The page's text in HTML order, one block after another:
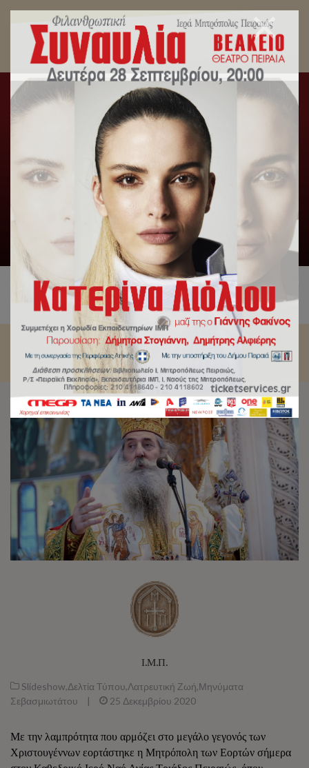
Η Μητρόπολη των Εορτών, στον Καθεδρικό Ιερό
Ναό Αγίας Τριάδος Πειραιώς.
Αρχική Slideshow,Δελτία Τύπου,Λατρευτική Ζωή
Μηνύματα Σεβασμιωτάτου
/
Η Μητρόπολη των Εορτών,
στον Καθεδρικό Ιερό Ναό Αγίας Τριάδος Πειραιώς.
Ι.Μ.Π.
Slideshow,Δελτία Τύπου,Λατρευτική Ζωή,Μηνύματα
Σεβασμιωτάτου
| 25 Δεκεμβρίου 2020
Με την λαμπρότητα που αρμόζει στο μεγάλο γεγονός των
Χριστουγέννων εορτάστηκε η Μητρόπολη των Εορτών σήμερα